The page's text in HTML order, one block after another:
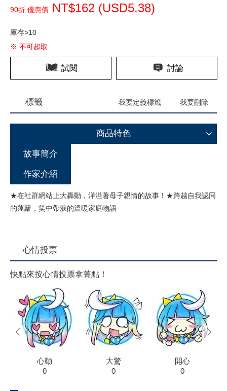
90折 優惠價 NT$162 (USD5.38)
庫存>10
※ 不可超取
試閱 討論
標籤 我要定義標籤 我要刪除
商品特色
故事簡介
作家介紹
★在社群網站上大轟動，洋溢著母子親情的故事！★跨越自我認同
的藩籬，笑中帶淚的溫暖家庭物語
心情投票
快點來按心情投票拿菁點！
心動
0
大驚
0
開心
0
prev next